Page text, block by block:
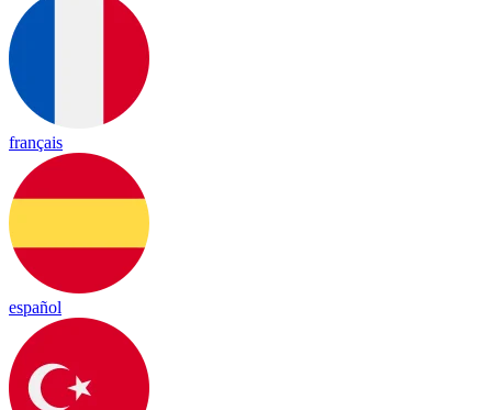
français
español